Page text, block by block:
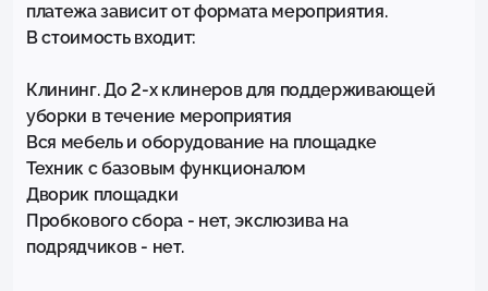
платежа зависит от формата мероприятия.
В стоимость входит:
Клининг. До 2-х клинеров для поддерживающей
уборки в течение мероприятия
Вся мебель и оборудование на площадке
Техник с базовым функционалом
Дворик площадки
Пробкового сбора - нет, экслюзива на
подрядчиков - нет.